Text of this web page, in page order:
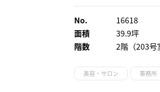
No.
16618
面積
39.9坪
階数
2階（203号
美容・サロン 事務所